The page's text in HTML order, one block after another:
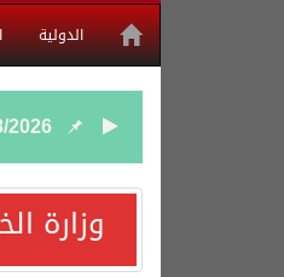
الدولية
2026
2026وزارة